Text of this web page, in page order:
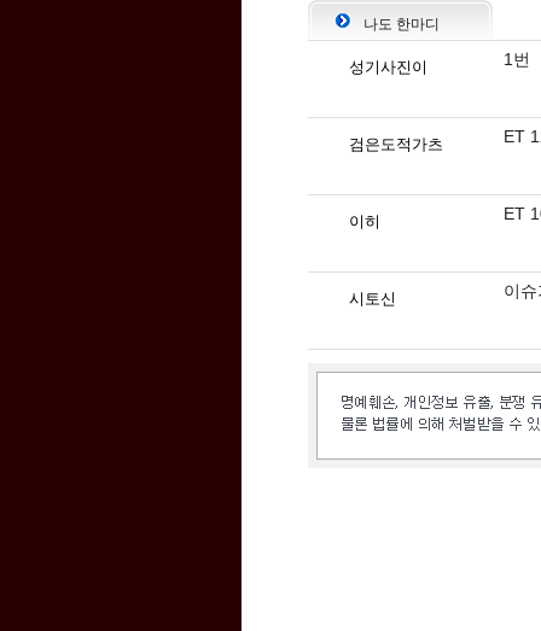
나도 한마디
성기사진이 1번
검은도적가츠 ET
이히 ET
시토신 이